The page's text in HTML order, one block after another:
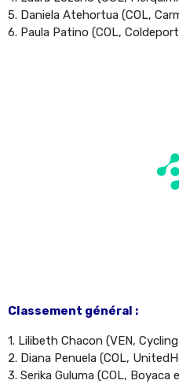
5. Daniela Atehortua (COL,
6. Paula Patino (COL,
Classement général :
1. Lilibeth Chacon (VEN,
2. Diana Penuela (COL,
3. Serika Guluma (COL, Boyaca